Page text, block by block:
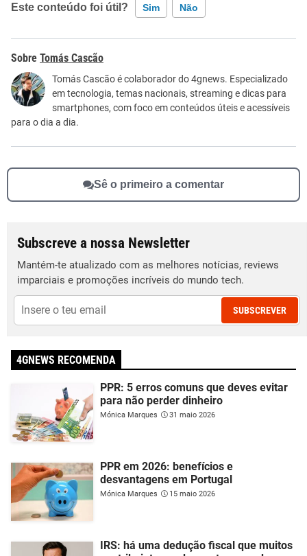
Este conteúdo foi útil? Sim Não
Este conteúdo contém informação incorreta
Este conteúdo não tem a informação que procuro
Outro
Tomás Cascão
Tomás Cascão é colaborador do 4gnews. Especializado
em tecnologia, temas nacionais, streaming e dicas para
smartphones, com foco em conteúdos úteis e acessíveis
para o dia a dia.
Sê o primeiro a comentar
Subscreve a nossa Newsletter
Mantém-te atualizado com as melhores notícias, reviews
imparciais e promoções incríveis do mundo tech.
SUBSCREVER
4GNEWS RECOMENDA
PPR: 5 erros comuns que deves evitar
para não perder dinheiro
Mónica Marques 31 maio 2026
PPR em 2026: benefícios e
desvantagens em Portugal
Mónica Marques 15 maio 2026
IRS: há uma dedução fiscal que muitos